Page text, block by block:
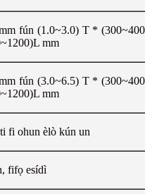
fún (1.0~3.0) T *
mm
fún (3.0~6.5) T *
mm
fi ohun èlò kún un
fifọ esídì